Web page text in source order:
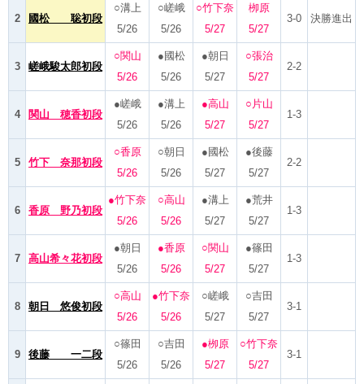
2 國松 聡初段
○溝上
5/26
○嵯峨
5/26
○竹下奈
5/27
栁原
5/27
3-0 決勝進出
3 嵯峨駿太郎初段
○関山
5/26
●國松
5/26
●朝日
5/27
○張治
5/27
2-2
4 関山 穂香初段
●嵯峨
5/26
●溝上
5/26
●高山
5/27
○片山
5/27
1-3
5 竹下 奈那初段
○香原
5/26
○朝日
5/26
●國松
5/27
●後藤
5/27
2-2
6 香原 野乃初段
●竹下奈
5/26
○高山
5/26
●溝上
5/27
●荒井
5/27
1-3
7 高山希々花初段
●朝日
5/26
●香原
5/26
○関山
5/27
●篠田
5/27
1-3
8 朝日 悠俊初段
○高山
5/26
●竹下奈
5/26
○嵯峨
5/27
○吉田
5/27
3-1
9 後藤 一二段
○篠田
5/26
○吉田
5/26
●栁原
5/27
○竹下奈
5/27
3-1